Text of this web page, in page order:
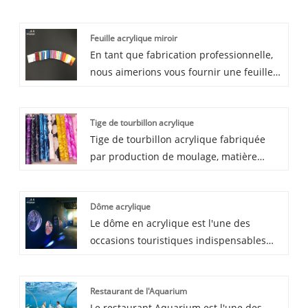
Feuille acrylique miroir
En tant que fabrication professionnelle,
nous aimerions vous fournir une feuille
livraison rapide.
Tige de tourbillon acrylique
Tige de tourbillon acrylique fabriquée
par production de moulage, matière
motifs personnalisés. Il a de bonnes
performances de traitement, pour les
conceptions de décoration et d'artisanat
Dôme acrylique
Le dôme en acrylique est l'une des
occasions touristiques indispensables
il peut donner aux gens l'impression de
Restaurant de l'Aquarium